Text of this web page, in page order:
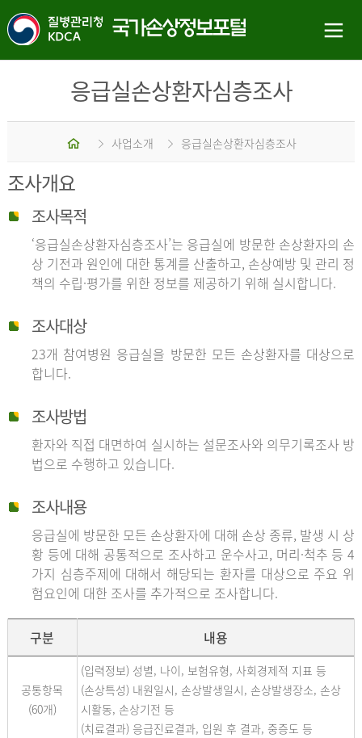
응급실손상환자심층조사
홈 사업소개 응급실손상환자심층조사
조사개요
조사목적
‘응급실손상환자심층조사’는 응급실에 방문한 손상환자의 손
상 기전과 원인에 대한 통계를 산출하고, 손상예방 및 관리 정
책의 수립·평가를 위한 정보를 제공하기 위해 실시합니다.
조사대상
23개 참여병원 응급실을 방문한 모든 손상환자를 대상으로
합니다.
조사방법
환자와 직접 대면하여 실시하는 설문조사와 의무기록조사 방
법으로 수행하고 있습니다.
조사내용
응급실에 방문한 모든 손상환자에 대해 손상 종류, 발생 시 상
황 등에 대해 공통적으로 조사하고 운수사고, 머리·척추 등 4
가지 심층주제에 대해서 해당되는 환자를 대상으로 주요 위
험요인에 대한 조사를 추가적으로 조사합니다.
구분 내용
공통항목
(60개)
(입력정보) 성별, 나이, 보험유형, 사회경제적 지표 등
(손상특성) 내원일시, 손상발생일시, 손상발생장소, 손상
시활동, 손상기전 등
(치료결과) 응급진료결과, 입원 후 결과, 중증도 등